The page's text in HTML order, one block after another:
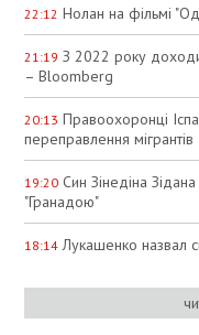
22:12 Нолан на фільмі
21:19 З 2022 року
– Bloomberg
20:13 Правоохоронці
переправлення мігрантів
19:20 Син Зінедіна
"Гранадою"
18:14 Лукашенко назвал